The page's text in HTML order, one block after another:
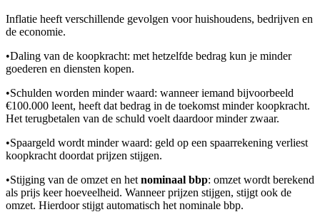
Inflatie heeft verschillende gevolgen voor huishoudens, bedrijven en
de economie.
•Daling van de koopkracht: met hetzelfde bedrag kun je minder
goederen en diensten kopen.
•Schulden worden minder waard: wanneer iemand bijvoorbeeld
€100.000 leent, heeft dat bedrag in de toekomst minder koopkracht.
Het terugbetalen van de schuld voelt daardoor minder zwaar.
•Spaargeld wordt minder waard: geld op een spaarrekening verliest
koopkracht doordat prijzen stijgen.
•Stijging van de omzet en het nominaal bbp: omzet wordt berekend
als prijs keer hoeveelheid. Wanneer prijzen stijgen, stijgt ook de
omzet. Hierdoor stijgt automatisch het nominale bbp.